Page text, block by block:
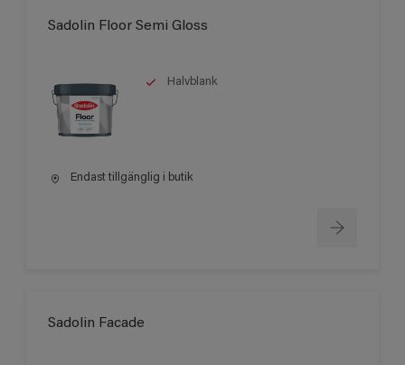
Sadolin Floor Semi Gloss
Halvblank
Endast tillgänglig i butik
Sadolin Facade